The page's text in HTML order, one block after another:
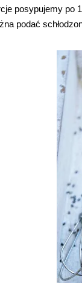
posypujemy po
podać